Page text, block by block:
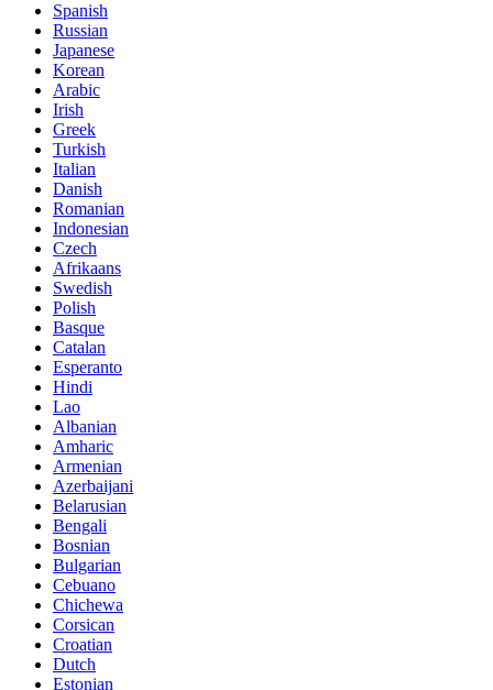
Spanish
Russian
Japanese
Korean
Arabic
Irish
Greek
Turkish
Italian
Danish
Romanian
Indonesian
Czech
Afrikaans
Swedish
Polish
Basque
Catalan
Esperanto
Hindi
Lao
Albanian
Amharic
Armenian
Azerbaijani
Belarusian
Bengali
Bosnian
Bulgarian
Cebuano
Chichewa
Corsican
Croatian
Dutch
Estonian